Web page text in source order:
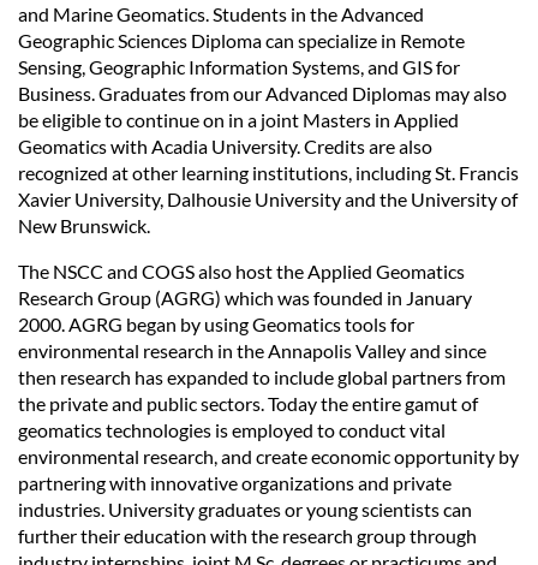
and Marine Geomatics. Students in the Advanced
Geographic Sciences Diploma can specialize in Remote
Sensing, Geographic Information Systems, and GIS for
Business. Graduates from our Advanced Diplomas may also
be eligible to continue on in a joint Masters in Applied
Geomatics with Acadia University. Credits are also
recognized at other learning institutions, including St. Francis
Xavier University, Dalhousie University and the University of
New Brunswick.
The NSCC and COGS also host the Applied Geomatics
Research Group (AGRG) which was founded in January
2000. AGRG began by using Geomatics tools for
environmental research in the Annapolis Valley and since
then research has expanded to include global partners from
the private and public sectors. Today the entire gamut of
geomatics technologies is employed to conduct vital
environmental research, and create economic opportunity by
partnering with innovative organizations and private
industries. University graduates or young scientists can
further their education with the research group through